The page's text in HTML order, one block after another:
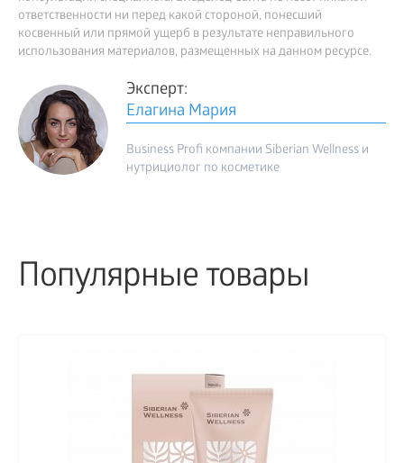
ответственности ни перед какой стороной, понесший
косвенный или прямой ущерб в результате неправильного
использования материалов, размещенных на данном ресурсе.
Эксперт:
Елагина Мария
Business Profi компании Siberian Wellness и
нутрициолог по косметике
Популярные товары